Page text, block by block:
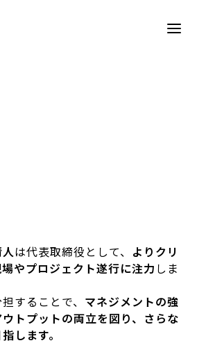
は代表取締役として、 よりクリ
やプロジェクト遂行に注力 しま
することで、 マネジメントの強
トプットの両立を図り、さらな
します。